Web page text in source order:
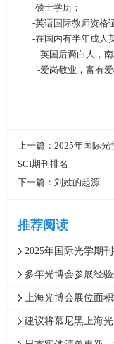
-硕士学历；
-英语国际教师资格
-在国内有半年成人
-英国后裔白人，南
-爱岗敬业，富有爱
上一篇： 2025年国际光
SCI期刊排名
下一篇： 刘姓的起源
推荐阅读
2025年国际光学期
刊排名多年光博会参展经
可以抢到哪个位置
上海光博会展位面
逻辑与经验分享，打广
建议将慕尼黑上海